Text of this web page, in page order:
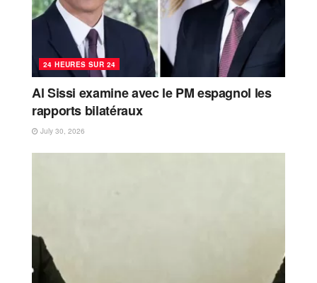
24 HEURES SUR 24
Al Sissi examine avec le PM espagnol les
rapports bilatéraux
July 30, 2026